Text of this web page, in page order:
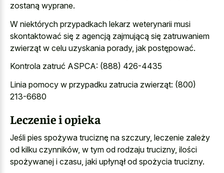
zostaną wyprane.
W niektórych przypadkach lekarz weterynarii musi
skontaktować się z agencją zajmującą się zatruwaniem
zwierząt w celu uzyskania porady, jak postępować.
Kontrola zatruć ASPCA: (888) 426-4435
Linia pomocy w przypadku zatrucia zwierząt: (800)
213-6680
Leczenie i opieka
Jeśli pies spożywa truciznę na szczury, leczenie zależy
od kilku czynników, w tym od rodzaju trucizny, ilości
spożywanej i czasu, jaki upłynął od spożycia trucizny.